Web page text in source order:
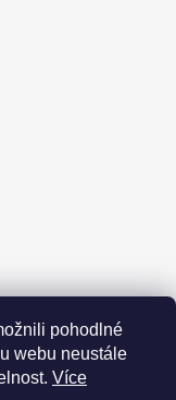
pohodlné
webu neustále
Více